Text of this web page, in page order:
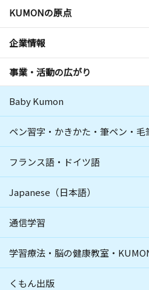
KUMONの原点
企業情報
事業・活動の広がり
Baby Kumon
ペン習字・かきかた・筆ペン・毛
フランス語・ドイツ語
Japanese（日本語）
通信学習
学習療法・脳の健康教室・
くもん出版